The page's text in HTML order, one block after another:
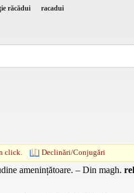
răcădui racadui
click. Declinări/Conjugări
amenințătoare. – Din magh.